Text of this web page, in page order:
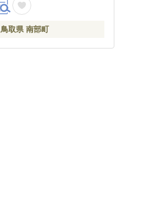
鳥取県 南部町